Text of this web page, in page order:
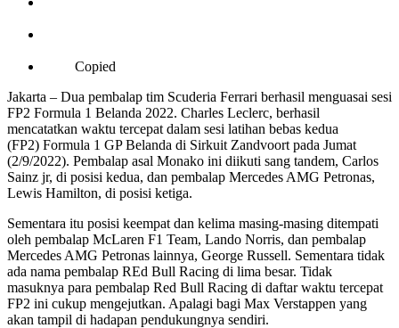
Copied
Jakarta – Dua pembalap tim Scuderia Ferrari berhasil menguasai sesi
FP2 Formula 1 Belanda 2022. Charles Leclerc, berhasil
mencatatkan waktu tercepat dalam sesi latihan bebas kedua
(FP2) Formula 1 GP Belanda di Sirkuit Zandvoort pada Jumat
(2/9/2022). Pembalap asal Monako ini diikuti sang tandem, Carlos
Sainz jr, di posisi kedua, dan pembalap Mercedes AMG Petronas,
Lewis Hamilton, di posisi ketiga.
Sementara itu posisi keempat dan kelima masing-masing ditempati
oleh pembalap McLaren F1 Team, Lando Norris, dan pembalap
Mercedes AMG Petronas lainnya, George Russell. Sementara tidak
ada nama pembalap REd Bull Racing di lima besar. Tidak
masuknya para pembalap Red Bull Racing di daftar waktu tercepat
FP2 ini cukup mengejutkan. Apalagi bagi Max Verstappen yang
akan tampil di hadapan pendukungnya sendiri.